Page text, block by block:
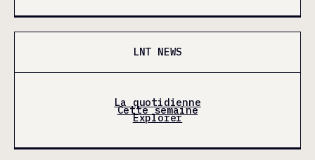
LNT NEWS
La quotidienne
Cette semaine
Explorer